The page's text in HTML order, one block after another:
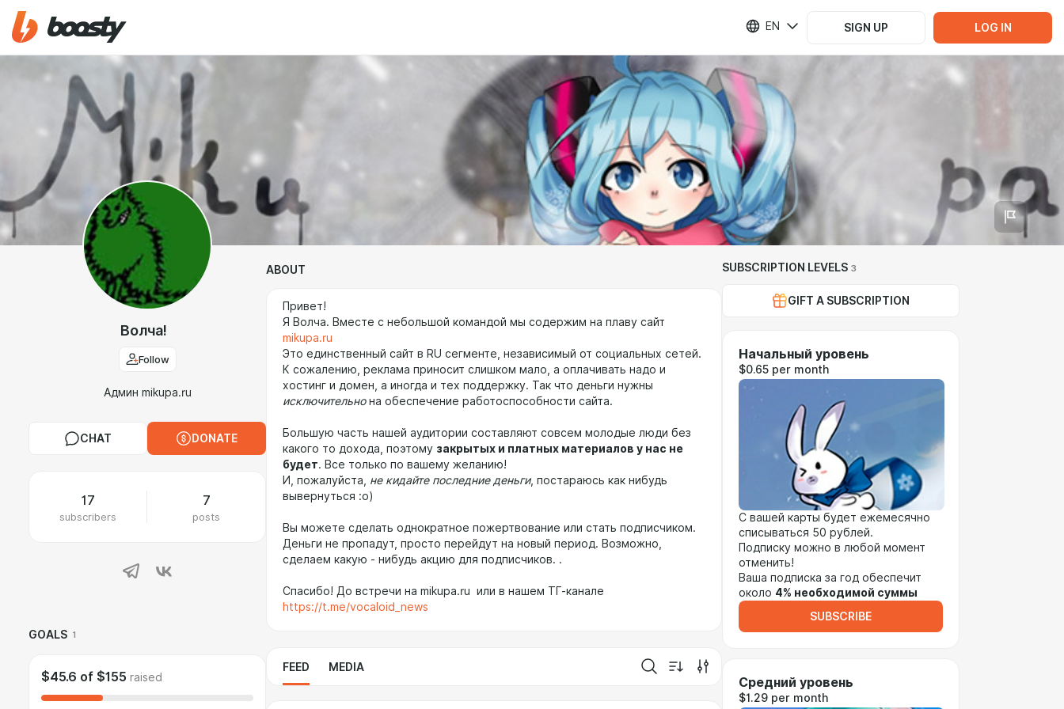
EN SIGN UP LOG IN
Волча!
Follow
Админ mikupa.ru
CHAT DONATE
17
subscribers
7
posts
GOALS 1
$45.6 of $155 raised
ABOUT
Привет!
Я Волча. Вместе с небольшой командой мы содержим на плаву сайт
mikupa.ru
Это единственный сайт в RU сегменте, независимый от социальных сетей.
К сожалению, реклама приносит слишком мало, а оплачивать надо и
хостинг и домен, а иногда и тех поддержку. Так что деньги нужны
исключительнона обеспечение работоспособности сайта.
Большую часть нашей аудитории составляют совсем молодые люди без
какого то дохода, поэтому закрытых и платных материалов у нас не
будет. Все только по вашему желанию!
И, пожалуйста,
не кидайте последние деньги, постараюсь как нибудь
вывернуться :о)
Вы можете сделать однократное пожертвование или стать подписчиком.
Деньги не пропадут, просто перейдут на новый период. Возможно,
сделаем какую - нибудь акцию для подписчиков. .
Спасибо! До встречи на mikupa.ru или в нашем ТГ-канале
https://t.me/vocaloid_news
FEED MEDIA
SUBSCRIPTION LEVELS 3
GIFT A SUBSCRIPTION
Начальный уровень
$0.65 per month
С вашей карты будет ежемесячно
списываться 50 рублей.
Подписку можно в любой момент
отменить!
Ваша подписка за год обеспечит
около 4% необходимой суммы
SUBSCRIBE
Средний уровень
$1.29 per month